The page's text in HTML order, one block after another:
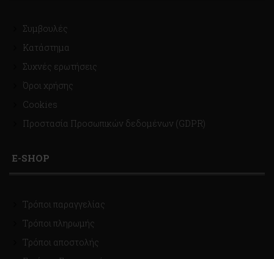
Συμβουλές
Κατάστημα
Συχνές ερωτήσεις
Όροι χρήσης
Cookies
Προστασία Προσωπικών δεδομένων (GDPR)
E-SHOP
Τρόποι παραγγελίας
Τρόποι πληρωμής
Τρόποι αποστολής